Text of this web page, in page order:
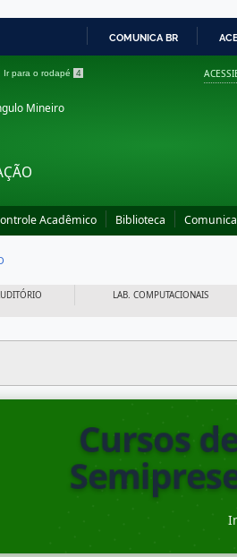
COMUNICA BR
Ir para o rodapé 4
Mineiro
Acadêmico Biblioteca
LAB. COMPUTACIONAIS
Cursos